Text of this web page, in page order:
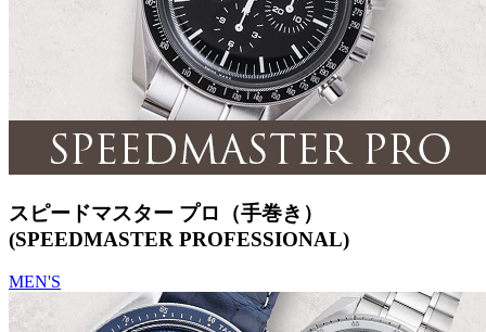
スピードマスター プロ（手巻き）
(SPEEDMASTER PROFESSIONAL)
MEN'S